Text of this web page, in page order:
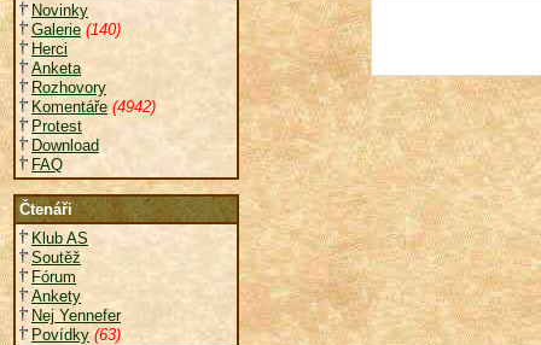
Novinky
Galerie (140)
Herci
Anketa
Rozhovory
Komentáře (4942)
Protest
Download
FAQ
Čtenáři
Klub AS
Soutěž
Fórum
Ankety
Nej Yennefer
Povídky (63)